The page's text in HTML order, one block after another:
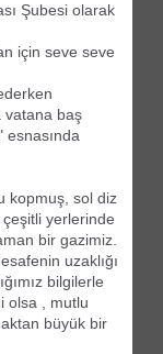
Şubesi olarak
için seve seve
vatana baş
esnasında
kopmuş, sol diz
yerlerinde
bir gazimiz.
uzaklığı
bilgilerle
olsa , mutlu
büyük bir